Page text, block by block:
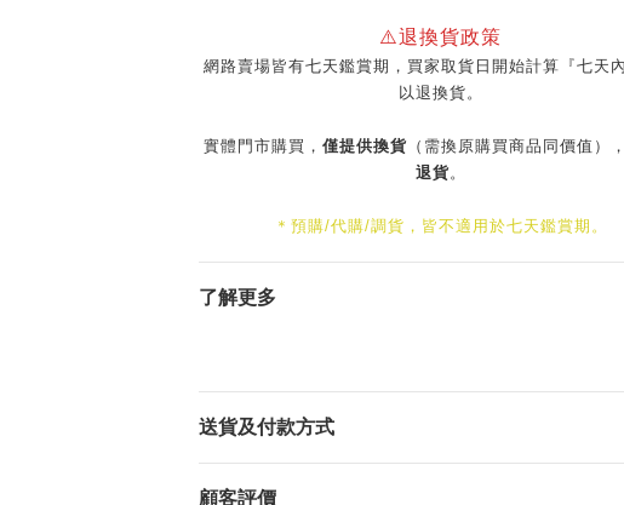
⚠️退換貨政策
網路賣場皆有七天鑑賞期，買家取貨日開始計算『七天
以退換貨。
實體門市購買， 僅提供換貨（需換原購買商品同價值），
退貨。
＊預購/代購/調貨，皆不適用於七天鑑賞期。
了解更多
送貨及付款方式
顧客評價